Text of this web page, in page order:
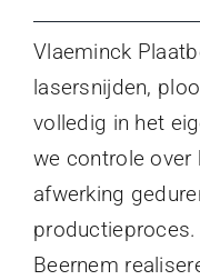
Vlaeminck
lasersnijden,
volledig in het
we controle over
afwerking
Beernem